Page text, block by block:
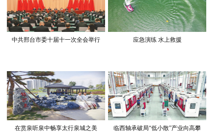
中共邢台市委十届十一次全会举行 应急演练 水上救援
在赏泉听泉中畅享太行泉城之美 临西轴承破局“低小散”产业向高攀